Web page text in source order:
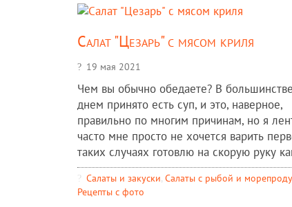
Салат "Цезарь" с мясом криля
19 мая 2021
Чем вы обычно обедаете? В
днем принято есть суп, и это, наверное,
правильно по многим причинам, но я
часто мне просто не хочется варить
таких случаях готовлю на скорую руку
Салаты и закуски, Салаты с рыбой и
Рецепты c фото